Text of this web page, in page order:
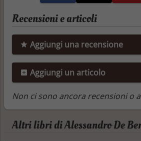
Recensioni e articoli
Aggiungi una recensione
Aggiungi un articolo
Non ci sono ancora recensioni o
Altri libri di Alessandro De